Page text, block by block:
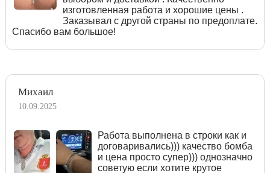
изготовленная работа и хорошие цены .
Заказывал с другой страны по предоплате.
Спасибо вам большое!
Михаил
10.09.2025
Работа выполнена в строки как и
договаривались))) качество бомба
и цена просто супер))) однозначно
советую если хотите крутое